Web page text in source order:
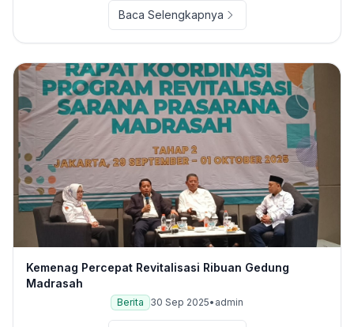
Baca Selengkapnya
Kemenag Percepat Revitalisasi Ribuan Gedung
Madrasah
Berita 30 Sep 2025• admin